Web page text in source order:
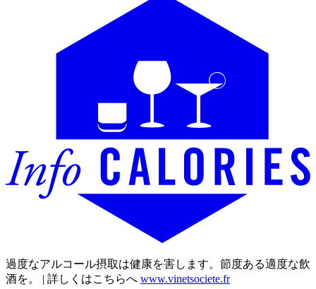
過度なアルコール摂取は健康を害します。節度ある適度な飲
酒を。 | 詳しくはこちらへ www.vinetsociete.fr